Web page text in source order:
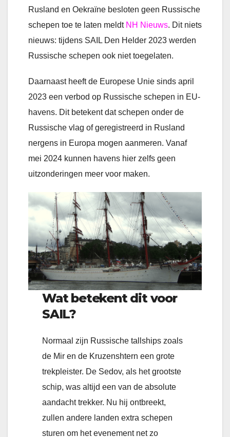
Rusland en Oekraïne besloten geen Russische
schepen toe te laten meldt NH Nieuws. Dit niets
nieuws: tijdens SAIL Den Helder 2023 werden
Russische schepen ook niet toegelaten.
Daarnaast heeft de Europese Unie sinds april
2023 een verbod op Russische schepen in EU-
havens. Dit betekent dat schepen onder de
Russische vlag of geregistreerd in Rusland
nergens in Europa mogen aanmeren. Vanaf
mei 2024 kunnen havens hier zelfs geen
uitzonderingen meer voor maken.
Wat betekent dit voor
SAIL?
Normaal zijn Russische tallships zoals
de Mir en de Kruzenshtern een grote
trekpleister. De Sedov, als het grootste
schip, was altijd een van de absolute
aandacht trekker. Nu hij ontbreekt,
zullen andere landen extra schepen
sturen om het evenement net zo